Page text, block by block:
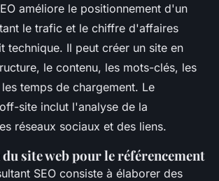
améliore le positionnement d'un
le trafic et le chiffre d'affaires
technique. Il peut créer un site en
le contenu, les mots-clés, les
temps de chargement. Le
site inclut l'analyse de la
réseaux sociaux et des liens.
site web pour le référencement
SEO consiste à élaborer des